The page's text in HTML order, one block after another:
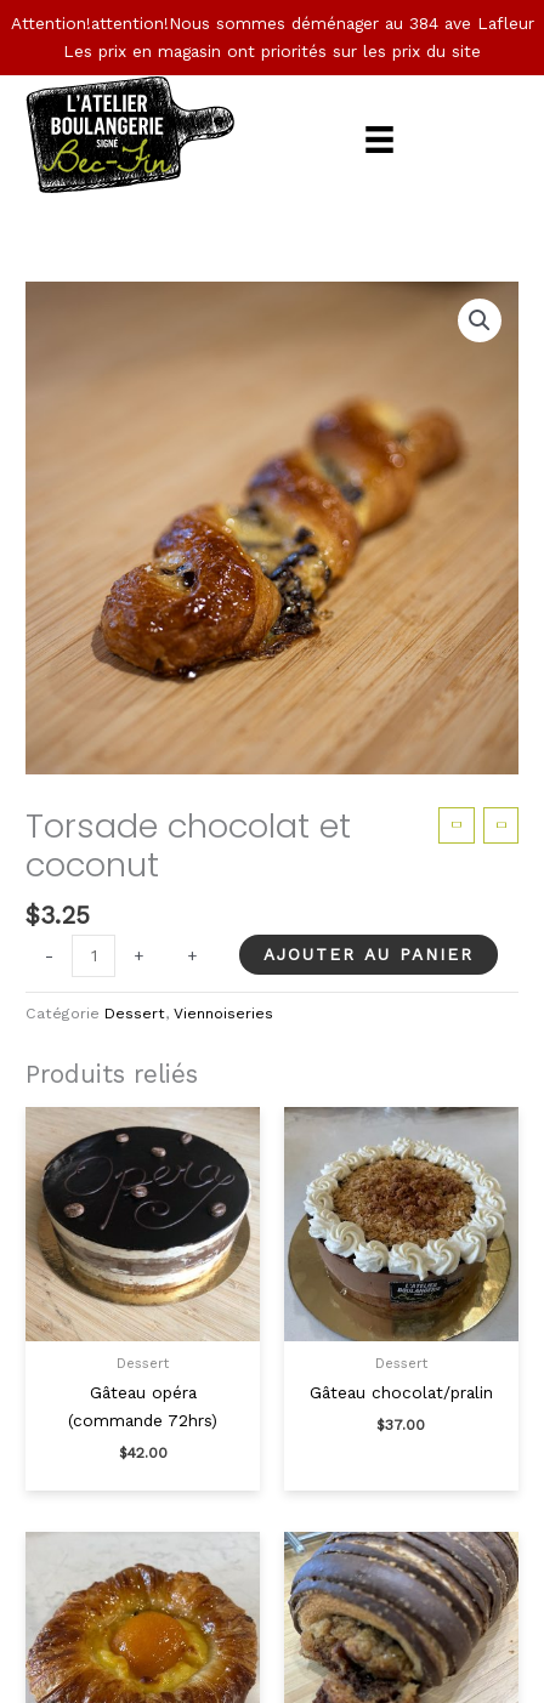
Attention!attention!Nous sommes déménager au 384 ave Lafleur
Les prix en magasin ont priorités sur les prix du site
Torsade chocolat et
coconut
$3.25
-
-
coconut
+ + AJOUTER AU PANIER
Catégorie Dessert,Viennoiseries
Produits reliés
Dessert
Gâteau opéra
(commande 72hrs)
$42.00
Dessert
Gâteau chocolat/pralin
$37.00